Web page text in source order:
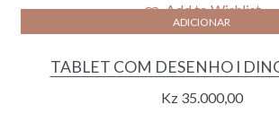
Add to Wishlist
ADICIONAR
TABLET COM DESENHO I
Kz35.000,00